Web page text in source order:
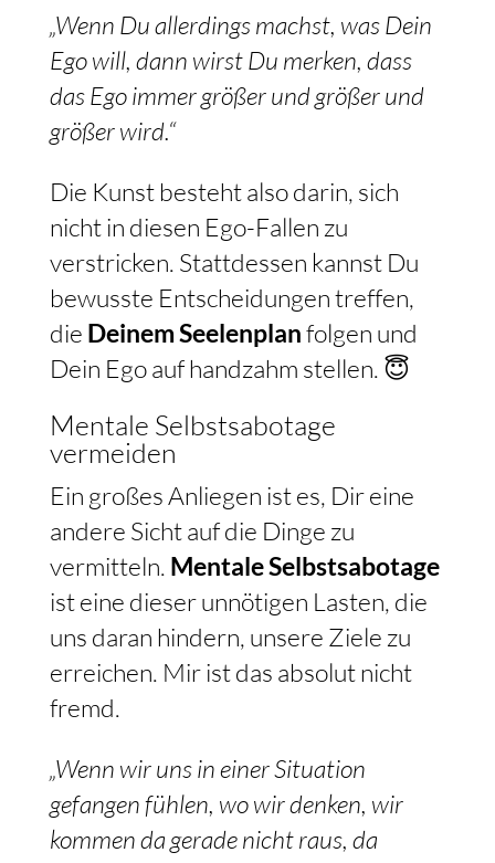
„Wenn Du allerdings machst, was Dein
Ego will, dann wirst Du merken, dass
das Ego immer größer und größer und
größer wird.“
Die Kunst besteht also darin, sich
nicht in diesen Ego-Fallen zu
verstricken. Stattdessen kannst Du
bewusste Entscheidungen treffen,
die Deinem Seelenplanfolgen und
Dein Ego auf handzahm stellen. 😇
Mentale Selbstsabotage
vermeiden
Ein großes Anliegen ist es, Dir eine
andere Sicht auf die Dinge zu
vermitteln. Mentale Selbstsabotage
ist eine dieser unnötigen Lasten, die
uns daran hindern, unsere Ziele zu
erreichen. Mir ist das absolut nicht
fremd.
„Wenn wir uns in einer Situation
gefangen fühlen, wo wir denken, wir
kommen da gerade nicht raus, da